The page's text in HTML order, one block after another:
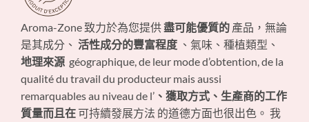
Aroma-Zone 致力於為您提供盡可能優質的 產品，無論
是其成分、 活性成分的豐富程度 、氣味、種植類型、
地理來源 géographique, de leur mode d’obtention, de la
qualité du travail du producteur mais aussi
remarquables au niveau de l’ 、獲取方式、生產商的工作
質量而且在 可持續發展方法 的道德方面也很出色。 我